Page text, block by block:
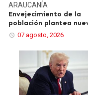
ARAUCANÍA
Envejecimiento de la
población plantea
07 agosto, 2026